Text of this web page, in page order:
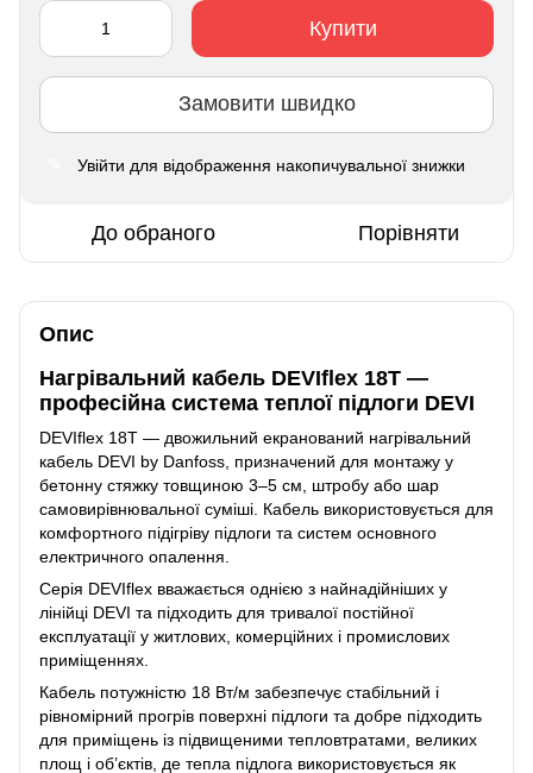
Купити
Замовити швидко
Увійти для відображення накопичувальної знижки
До обраного Порівняти
Опис
Нагрівальний кабель DEVIflex 18T —
професійна система теплої підлоги DEVI
DEVIflex 18T — двожильний екранований нагрівальний
кабель DEVI by Danfoss, призначений для монтажу у
бетонну стяжку товщиною 3–5 см, штробу або шар
самовирівнювальної суміші. Кабель використовується для
комфортного підігріву підлоги та систем основного
електричного опалення.
Серія DEVIflex вважається однією з найнадійніших у
лінійці DEVI та підходить для тривалої постійної
експлуатації у житлових, комерційних і промислових
приміщеннях.
Кабель потужністю 18 Вт/м забезпечує стабільний і
рівномірний прогрів поверхні підлоги та добре підходить
для приміщень із підвищеними тепловтратами, великих
площ і об’єктів, де тепла підлога використовується як